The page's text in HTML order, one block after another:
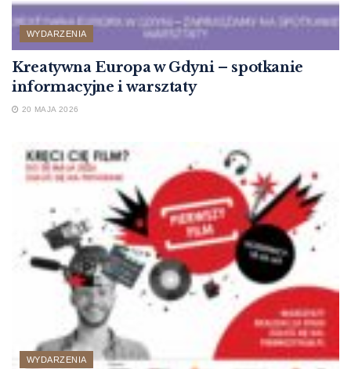
WYDARZENIA
Kreatywna Europa w Gdyni – spotkanie
informacyjne i warsztaty
20 MAJA 2026
WYDARZENIA